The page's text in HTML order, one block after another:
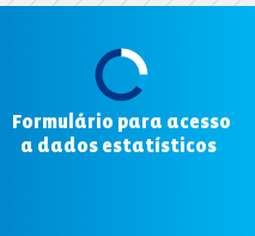
Formulário para acesso
a dados estatísticos